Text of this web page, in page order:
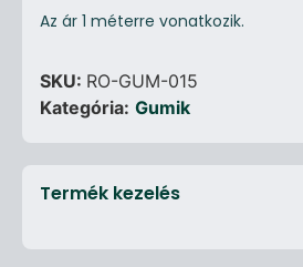
Az ár 1 méterre vonatkozik.
SKU: RO-GUM-015
Kategória: Gumik
Termék kezelés